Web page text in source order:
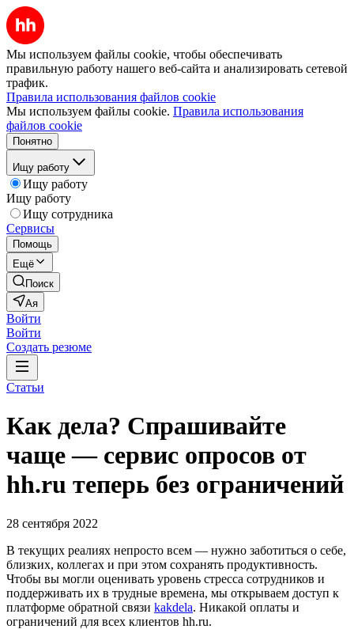
Мы используем файлы cookie, чтобы обеспечивать
правильную работу нашего веб-сайта и анализировать сетевой
трафик.
Правила использования файлов cookie
Мы используем файлы cookie. Правила использования
файлов cookie
Понятно
Ищу работу
Ищу работу
Ищу работу
Ищу сотрудника
Сервисы
Помощь
Ещё
Поиск
Ая
Войти
Войти
Создать резюме
Статьи
Как дела? Спрашивайте
чаще — сервис опросов от
hh.ru теперь без ограничений
28 сентября 2022
В текущих реалиях непросто всем — нужно заботиться о себе,
близких, коллегах и при этом сохранять продуктивность.
Чтобы вы могли оценивать уровень стресса сотрудников и
поддерживать их в трудные времена, мы открываем доступ к
платформе обратной связи kakdela. Никакой оплаты и
ограничений для всех клиентов hh.ru.